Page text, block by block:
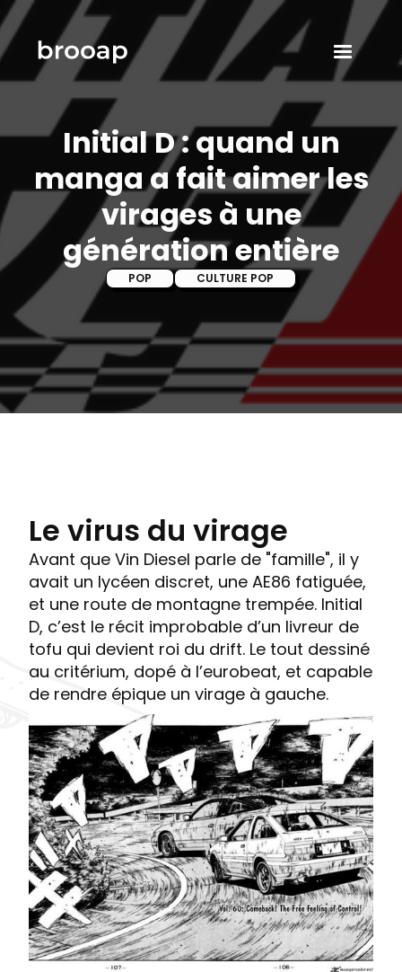
Initial D : quand un
manga a fait aimer les
virages à une
génération entière
POP CULTURE POP
Le virus du virage
Avant que Vin Diesel parle de "famille", il y
avait un lycéen discret, une AE86 fatiguée,
et une route de montagne trempée. Initial
D, c’est le récit improbable d’un livreur de
tofu qui devient roi du drift. Le tout dessiné
au critérium, dopé à l’eurobeat, et capable
de rendre épique un virage à gauche.